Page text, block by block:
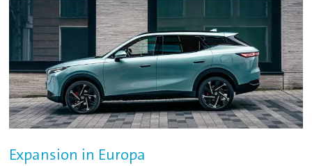
Expansion in Europa